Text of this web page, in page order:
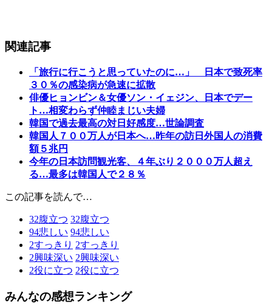
関連記事
「旅行に行こうと思っていたのに…」 日本で致死率
３０％の感染病が急速に拡散
俳優ヒョンビン＆女優ソン・イェジン、日本でデー
ト…相変わらず仲睦まじい夫婦
韓国で過去最高の対日好感度…世論調査
韓国人７００万人が日本へ…昨年の訪日外国人の消費
額５兆円
今年の日本訪問観光客、４年ぶり２０００万人超え
る…最多は韓国人で２８％
この記事を読んで…
32腹立つ 32腹立つ
94悲しい 94悲しい
2すっきり 2すっきり
2興味深い 2興味深い
2役に立つ 2役に立つ
みんなの感想ランキング